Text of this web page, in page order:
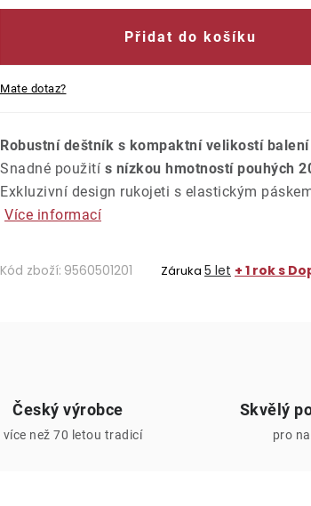
Měrná cena:
Přidat do košíku
Mate dotaz?
Robustní deštník s kompaktní velikostí balení
Snadné použití s ​​nízkou hmotností pouhých
Exkluzivní design rukojeti s elastickým
Více informací
Kód zboží: 9560501201 Záruka 5 let + 1 rok s
Český výrobce
více než 70 letou tradicí
Skvělý
pro